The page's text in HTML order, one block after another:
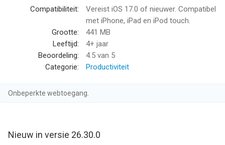
• Al je accounts op één plek
Voeg je Gmail-, AOL- en Microsoft-accounts samen en
profiteer van alle functies die de app biedt. Bepaal zelf je
swipe-acties en geluidssignalen en voeg je eigen stijl toe met je
lievelingskleur. (Wij houden van paars)
• Toegankelijkheid
We doen ons best om onze apps zo gebruiksvriendelijk
de app is compatibel met VoiceOver-schermlezers. Ook
Compatibiliteit:
Vereist iOS 17.0 of nieuwer. Compatibel
met iPhone, iPad en iPod touch.
Grootte:
441 MB
Leeftijd:
4+ jaar
Beoordeling:
4.5 van 5
Categorie:
Productiviteit
Onbeperkte webtoegang.
Nieuw in versie 26.30.0